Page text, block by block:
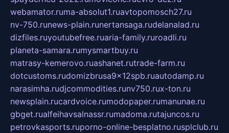
webamator.ruma-absolut1.ruavtopomosch27.ru
nv-750.runews-plain.runertansaga.rudelanalad.ru
dizfiles.ruyoutubefree.ruaria-family.ruroadli.ru
planeta-samara.rumysmartbuy.ru
matrasy-kemerovo.ruashanet.rutrade-farm.ru
dotcustoms.rudomizbrusa9x12spb.ruautodamp.ru
narasimha.rudjcommodities.runv750.rux-ton.ru
newsplain.rucardvoice.rumodopaper.rumanunae.ru
gbget.rualfeihavsalnassr.rumadoma.rutajuncos.ru
petrovkasports.ruporno-online-besplatno.rusplclub.ru